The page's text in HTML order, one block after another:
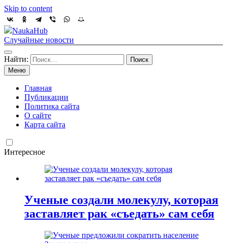
Skip to content
NaukaHub
Случайные новости
Найти:
Меню
Главная
Публикации
Политика сайта
О сайте
Карта сайта
Интересное
Ученые создали молекулу, которая
заставляет рак «съедать» сам себя